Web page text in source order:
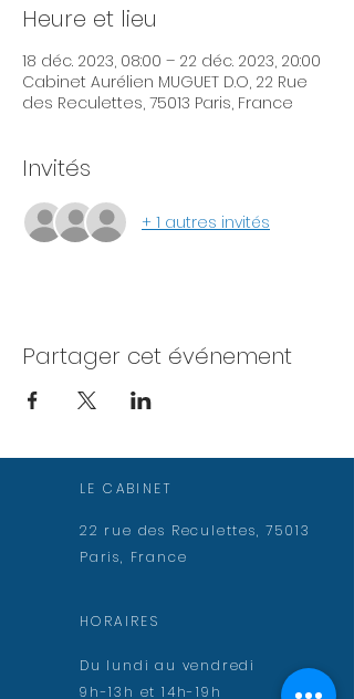
Heure et lieu
18 déc. 2023, 08:00 – 22 déc. 2023, 20:00
Cabinet Aurélien MUGUET D.O, 22 Rue
des Reculettes, 75013 Paris, France
Invités
+ 1 autres invités
Partager cet événement
LE CABINET
22 rue des Reculettes, 75013
Paris, France
HORAIRES
Du lundi au vendredi
9h-13h et 14h-19h